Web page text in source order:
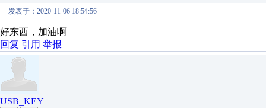
发表于：2020-11-06 18:54:56
好东西，加油啊
回复 引用 举报
USB_KEY